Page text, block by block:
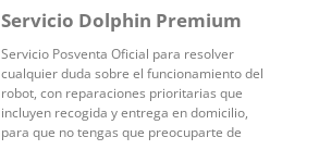
Servicio Dolphin Premium
Servicio Posventa Oficial para resolver
cualquier duda sobre el funcionamiento del
robot, con reparaciones prioritarias que
incluyen recogida y entrega en domicilio,
para que no tengas que preocuparte de